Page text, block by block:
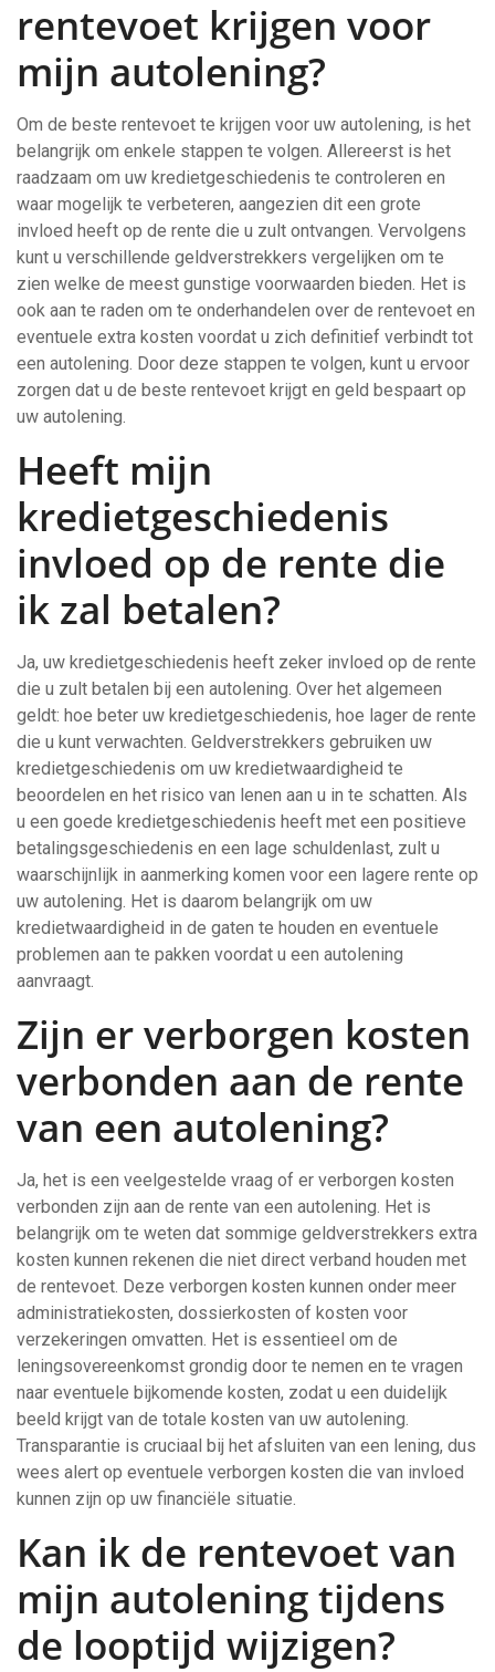
rentevoet krijgen voor
mijn autolening?
Om de beste rentevoet te krijgen voor uw autolening, is het
belangrijk om enkele stappen te volgen. Allereerst is het
raadzaam om uw kredietgeschiedenis te controleren en
waar mogelijk te verbeteren, aangezien dit een grote
invloed heeft op de rente die u zult ontvangen. Vervolgens
kunt u verschillende geldverstrekkers vergelijken om te
zien welke de meest gunstige voorwaarden bieden. Het is
ook aan te raden om te onderhandelen over de rentevoet en
eventuele extra kosten voordat u zich definitief verbindt tot
een autolening. Door deze stappen te volgen, kunt u ervoor
zorgen dat u de beste rentevoet krijgt en geld bespaart op
uw autolening.
Heeft mijn
kredietgeschiedenis
invloed op de rente die
ik zal betalen?
Ja, uw kredietgeschiedenis heeft zeker invloed op de rente
die u zult betalen bij een autolening. Over het algemeen
geldt: hoe beter uw kredietgeschiedenis, hoe lager de rente
die u kunt verwachten. Geldverstrekkers gebruiken uw
kredietgeschiedenis om uw kredietwaardigheid te
beoordelen en het risico van lenen aan u in te schatten. Als
u een goede kredietgeschiedenis heeft met een positieve
betalingsgeschiedenis en een lage schuldenlast, zult u
waarschijnlijk in aanmerking komen voor een lagere rente op
uw autolening. Het is daarom belangrijk om uw
kredietwaardigheid in de gaten te houden en eventuele
problemen aan te pakken voordat u een autolening
aanvraagt.
Zijn er verborgen kosten
verbonden aan de rente
van een autolening?
Ja, het is een veelgestelde vraag of er verborgen kosten
verbonden zijn aan de rente van een autolening. Het is
belangrijk om te weten dat sommige geldverstrekkers extra
kosten kunnen rekenen die niet direct verband houden met
de rentevoet. Deze verborgen kosten kunnen onder meer
administratiekosten, dossierkosten of kosten voor
verzekeringen omvatten. Het is essentieel om de
leningsovereenkomst grondig door te nemen en te vragen
naar eventuele bijkomende kosten, zodat u een duidelijk
beeld krijgt van de totale kosten van uw autolening.
Transparantie is cruciaal bij het afsluiten van een lening, dus
wees alert op eventuele verborgen kosten die van invloed
kunnen zijn op uw financiële situatie.
Kan ik de rentevoet van
mijn autolening tijdens
de looptijd wijzigen?